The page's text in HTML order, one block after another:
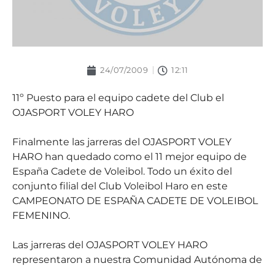
24/07/2009 12:11
11º Puesto para el equipo cadete del Club el
OJASPORT VOLEY HARO
Finalmente las jarreras del OJASPORT VOLEY
HARO han quedado como el 11 mejor equipo de
España Cadete de Voleibol. Todo un éxito del
conjunto filial del Club Voleibol Haro en este
CAMPEONATO DE ESPAÑA CADETE DE VOLEIBOL
FEMENINO.
Las jarreras del OJASPORT VOLEY HARO
representaron a nuestra Comunidad Autónoma de